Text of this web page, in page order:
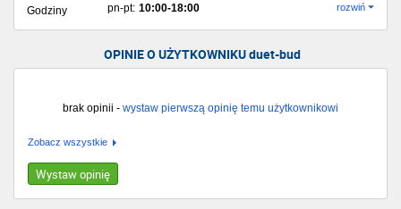
Godziny pn-pt: 10:00-18:00 rozwiń
OPINIE O UŻYTKOWNIKU duet-bud
brak opinii - wystaw pierwszą opinię temu użytkownikowi
Zobacz wszystkie
Wystaw opinię